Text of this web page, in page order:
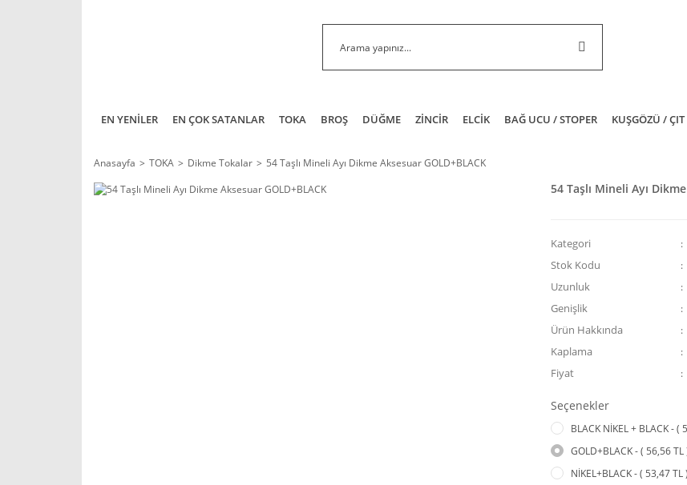
EN YENİLER EN ÇOK SATANLAR TOKA BROŞ DÜĞME ZİNCİR ELCİK BAĞ UCU / STOPER KUŞGÖZÜ / ÇIT
Anasayfa TOKA Dikme Tokalar 54 Taşlı Mineli Ayı Dikme Aksesuar GOLD+BLACK
54 Taşlı Mineli Ayı
Kategori
Stok Kodu
Uzunluk
Genişlik
Ürün Hakkında
Kaplama
Fiyat
Seçenekler
BLACK NİKEL + BLACK - (
GOLD+BLACK - ( 56,56 TL
NİKEL+BLACK - ( 53,47 TL )